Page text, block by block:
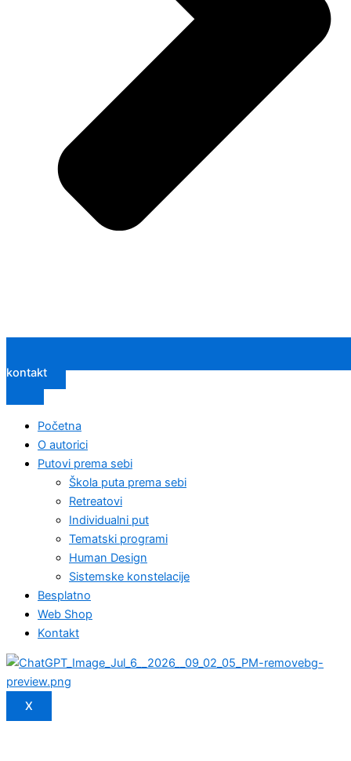
kontakt
Početna
O autorici
Putovi prema sebi
Škola puta prema sebi
Retreatovi
Individualni put
Tematski programi
Human Design
Sistemske konstelacije
Besplatno
Web Shop
Kontakt
X